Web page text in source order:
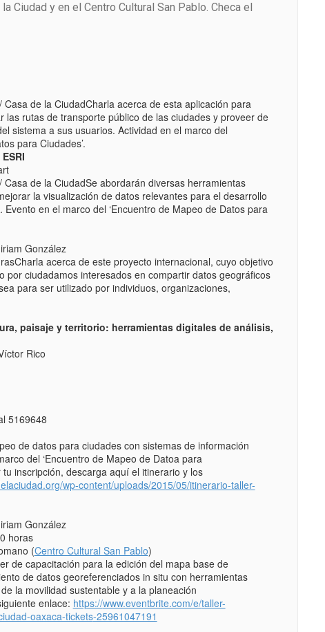
Ciudad y en el Centro Cultural San Pablo. Checa el
Casa de la CiudadCharla acerca de esta aplicación para
las rutas de transporte público de las ciudades y proveer de
sistema a sus usuarios. Actividad en el marco del
para Ciudades’.
de la CiudadSe abordarán diversas herramientas
la visualización de datos relevantes para el desarrollo
en el marco del ‘Encuentro de Mapeo de Datos para
González
acerca de este proyecto internacional, cuyo objetivo
por ciudadamos interesados en compartir datos geográficos
para ser utilizado por individuos, organizaciones,
paisaje y territorio: herramientas digitales de análisis,
Rico
5169648
de datos para ciudades con sistemas de información
del ‘Encuentro de Mapeo de Datoa para
tu inscripción, descarga aquí el itinerario y los
wp-content/uploads/2015/05/itinerario-taller-
González
horas
(Centro Cultural San Pablo)
de capacitación para la edición del mapa base de
de datos georeferenciados in situ con herramientas
la movilidad sustentable y a la planeación
enlace: https://www.eventbrite.com/e/taller-
oaxaca-tickets-25961047191